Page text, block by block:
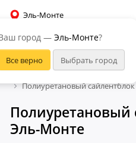
Эль-Монте
город — Эль-Монте?
Полиуретановый
Полиуретановый
Эль-Монте